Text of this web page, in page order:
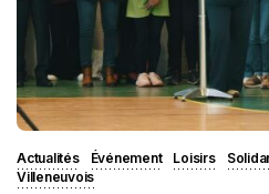
Actualités Événement Loisirs
Villeneuvois